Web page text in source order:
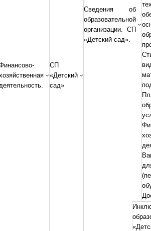
СП
«Детский
сад»
Сведения об
образовательной
организации. СП
«Детский сад».